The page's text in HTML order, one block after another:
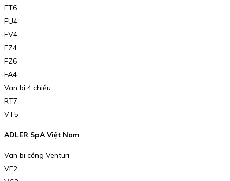
FT6
FU4
FV4
FZ4
FZ6
FA4
Van bi 4 chiều
RT7
VT5
ADLER SpA Việt Nam
Van bi cổng Venturi
VE2